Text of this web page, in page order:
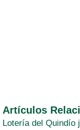
Artículos
Lotería del Quindío